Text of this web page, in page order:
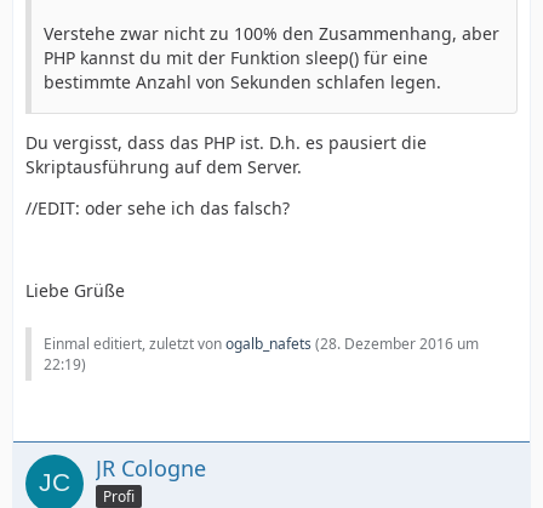
im head ein "<meta http-equiv="Refresh"
content="5;URL=../index.php">" gewesen, der nach 5
Sekunden auf meine Startseite geschaltet hätte.
php einen Timer setzen, der nach 5 Sekunden
weiterleitet... ...wobei
gerade: Dann könnte ja wieder dieser omminöse Fehler
Verstehe zwar nicht zu 100% den Zusammenhang, aber
PHP kannst du mit der Funktion sleep() für eine
bestimmte Anzahl von Sekunden schlafen legen.
Du vergisst, dass das PHP ist. D.h. es pausiert die
Skriptausführung auf dem Server.
//EDIT: oder sehe ich das falsch?
Liebe Grüße
Einmal editiert, zuletzt vonogalb_nafets (28. Dezember 2016 um
22:19)
JR Cologne
Profi